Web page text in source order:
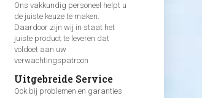
Ons vakkundig personeel helpt u
de juiste keuze te maken.
Daardoor zijn wij in staat het
juiste product te leveren dat
voldoet aan uw
verwachtingspatroon
Uitgebreide Service
Ook bij problemen en garanties